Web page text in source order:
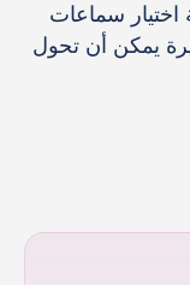
سماعات
يمكن أن تحول